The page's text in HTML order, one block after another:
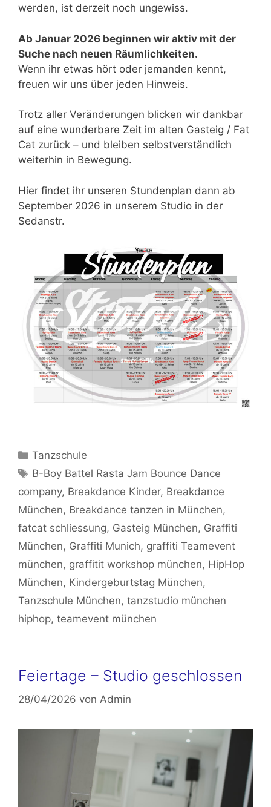
werden, ist derzeit noch ungewiss.
Ab Januar 2026 beginnen wir aktiv mit der
Suche nach neuen Räumlichkeiten.
Wenn ihr etwas hört oder jemanden kennt,
freuen wir uns über jeden Hinweis.
Trotz aller Veränderungen blicken wir dankbar
auf eine wunderbare Zeit im alten Gasteig / Fat
Cat zurück – und bleiben selbstverständlich
weiterhin in Bewegung.
Hier findet ihr unseren Stundenplan dann ab
September 2026 in unserem Studio in der
Sedanstr.
Kategorien
Tanzschule
Schlagwörter
B-Boy Battel Rasta Jam Bounce Dance
company, Breakdance Kinder, Breakdance
München, Breakdance tanzen in München,
fatcat schliessung, Gasteig München, Graffiti
München, Graffiti Munich, graffiti Teamevent
münchen, graffitit workshop münchen, HipHop
München, Kindergeburtstag München,
Tanzschule München, tanzstudio münchen
hiphop, teamevent münchen
Feiertage – Studio geschlossen
28/04/2026 von Admin